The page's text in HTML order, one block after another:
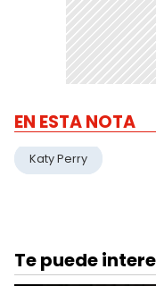
EN ESTA NOTA
Katy Perry